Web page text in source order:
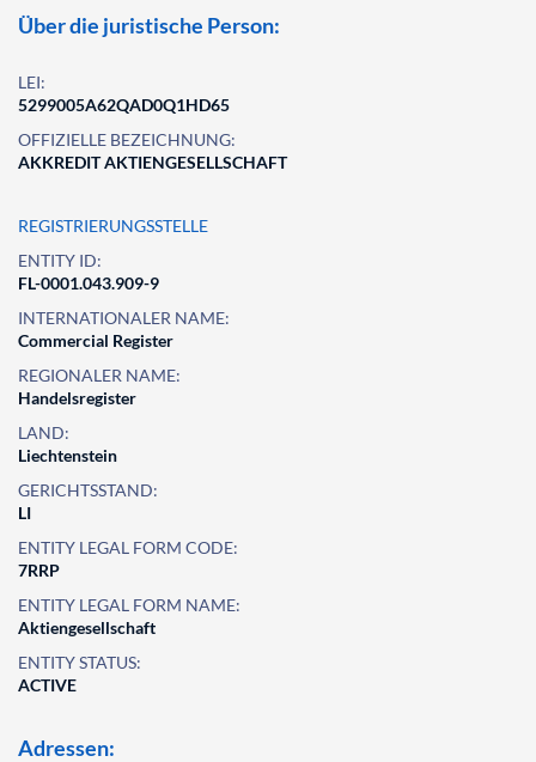
Über die juristische Person:
LEI:
5299005A62QAD0Q1HD65
OFFIZIELLE BEZEICHNUNG:
AKKREDIT AKTIENGESELLSCHAFT
REGISTRIERUNGSSTELLE
ENTITY ID:
FL-0001.043.909-9
INTERNATIONALER NAME:
Commercial Register
REGIONALER NAME:
Handelsregister
LAND:
Liechtenstein
GERICHTSSTAND:
LI
ENTITY LEGAL FORM CODE:
7RRP
ENTITY LEGAL FORM NAME:
Aktiengesellschaft
ENTITY STATUS:
ACTIVE
Adressen: